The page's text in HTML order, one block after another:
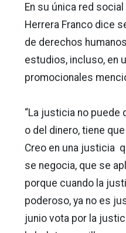
En su única red
Herrera Franco dice
de derechos
estudios, incluso, en
promocionales
“La justicia no puede
o del dinero, tiene
Creo en una justicia
se negocia, que se
porque cuando la
poderoso, ya no es
junio vota por la